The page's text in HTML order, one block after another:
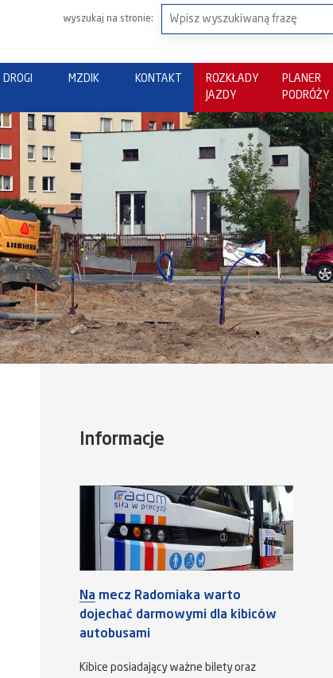
DROGI MZDIK KONTAKT
ROZKŁADY
JAZDY
PLANER
PODRÓŻY
wyszukaj na stronie:
Informacje
Na mecz Radomiaka warto
dojechać darmowymi dla kibiców
autobusami
Kibice posiadający ważne bilety oraz